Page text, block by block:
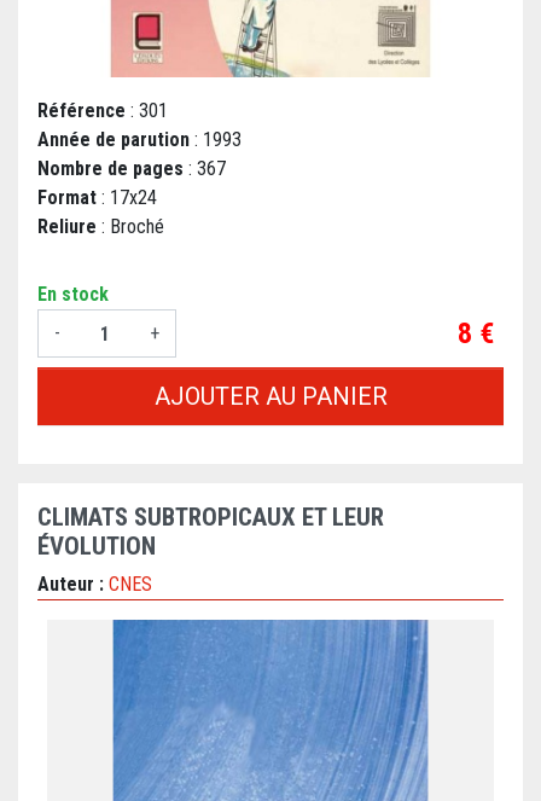
Référence : 301
Année de parution : 1993
Nombre de pages : 367
Format : 17x24
Reliure : Broché
En stock
-
+ Prix
8 €
AJOUTER AU PANIER
CLIMATS SUBTROPICAUX ET LEUR
ÉVOLUTION
Auteur : CNES